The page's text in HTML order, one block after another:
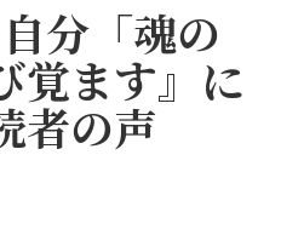
分――「魂の
覚ます』に
者の声